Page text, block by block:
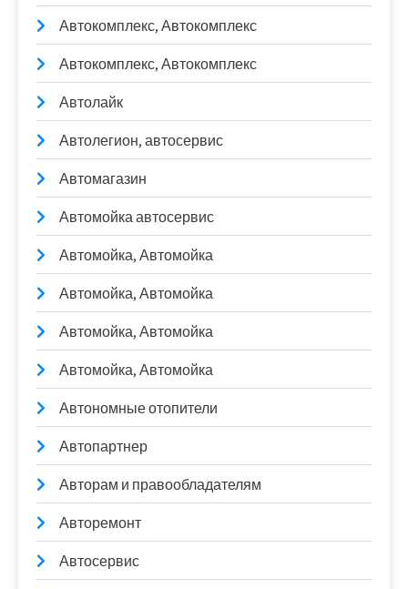
Автокомплекс, Автокомплекс
Автокомплекс, Автокомплекс
Автолайк
Автолегион, автосервис
Автомагазин
Автомойка автосервис
Автомойка, Автомойка
Автомойка, Автомойка
Автомойка, Автомойка
Автомойка, Автомойка
Автономные отопители
Автопартнер
Авторам и правообладателям
Авторемонт
Автосервис